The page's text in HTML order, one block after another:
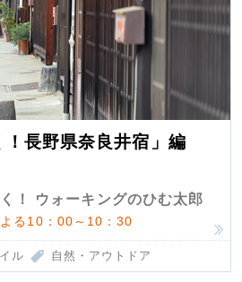
！長野県奈良井宿」編
！ ウォーキングのひむ太郎
る10：00～10：30
ル 自然・アウトドア